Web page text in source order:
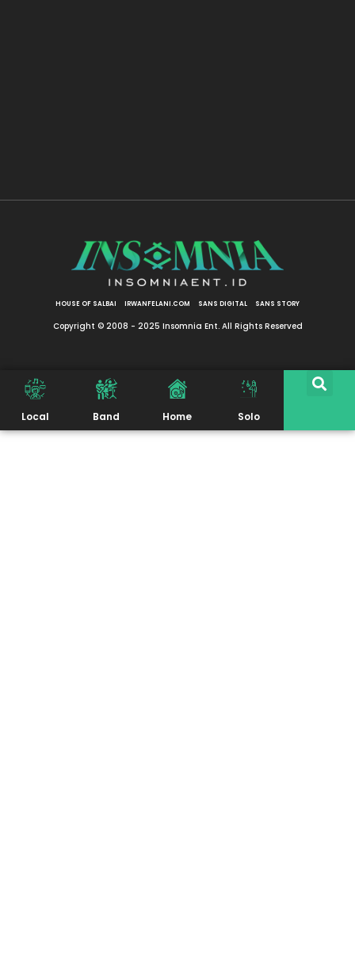
HOUSE OF SALBAI IRWANFELANI.COM SANS DIGITAL SANS STORY
Copyright © 2008 - 2025 Insomnia Ent. All Rights Reserved
Local Band Home Solo